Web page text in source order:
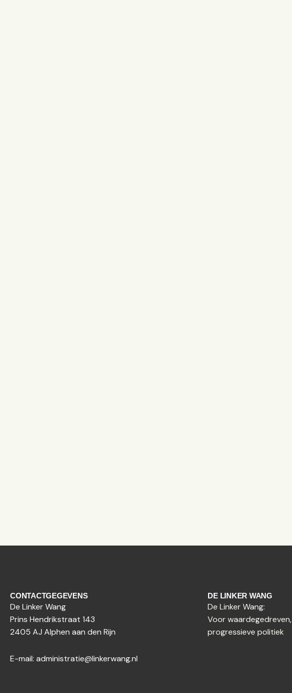
CONTACTGEGEVENS
De Linker Wang
Prins Hendrikstraat 143
2405 AJ Alphen aan den Rijn
E-mail: administratie@linkerwang.nl
DE LINKER WANG
De Linker Wang:
Voor waardegedreven,
progressieve politiek